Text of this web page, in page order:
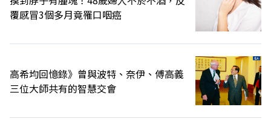
覆感冒3個多月竟罹口咽癌
高希均回憶錄》曾與波特、奈伊、傅高義
三位大師共有的智慧交會